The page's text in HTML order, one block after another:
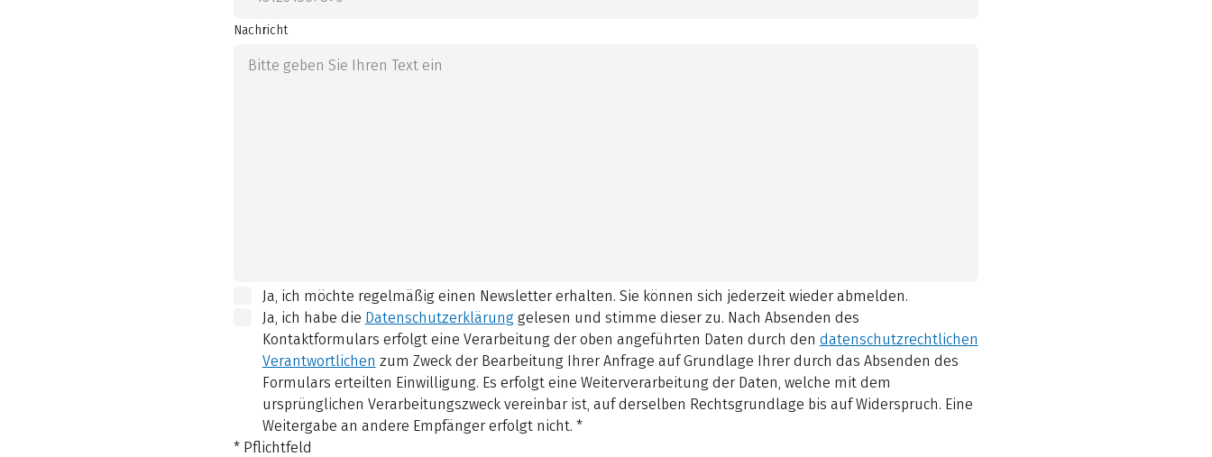
Nachricht
Ja, ich möchte regelmäßig einen Newsletter erhalten. Sie können sich jederzeit wieder abmelden.
Ja, ich habe die Datenschutzerklärunggelesen und stimme dieser zu. Nach Absenden des
Kontaktformulars erfolgt eine Verarbeitung der oben angeführten Daten durch den datenschutzrechtlichen
Verantwortlichen zum Zweck der Bearbeitung Ihrer Anfrage auf Grundlage Ihrer durch das Absenden des
Formulars erteilten Einwilligung. Es erfolgt eine Weiterverarbeitung der Daten, welche mit dem
ursprünglichen Verarbeitungszweck vereinbar ist, auf derselben Rechtsgrundlage bis auf Widerspruch. Eine
Weitergabe an andere Empfänger erfolgt nicht. *
* Pflichtfeld